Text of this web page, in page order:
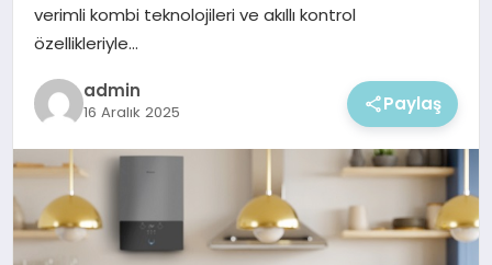
verimli kombi teknolojileri ve akıllı kontrol
özellikleriyle…
admin
16 Aralık 2025 Paylaş